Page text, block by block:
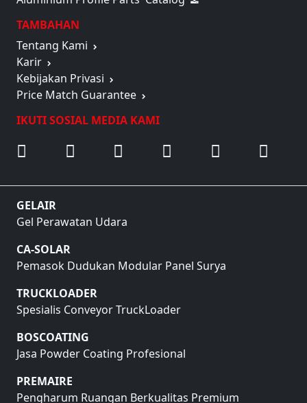
TAMBAHAN
Tentang Kami
Karir
Kebijakan Privasi
GELAIR
CA-SOLAR
TRUCKLOADER
BOSCOATING
PREMAIRE